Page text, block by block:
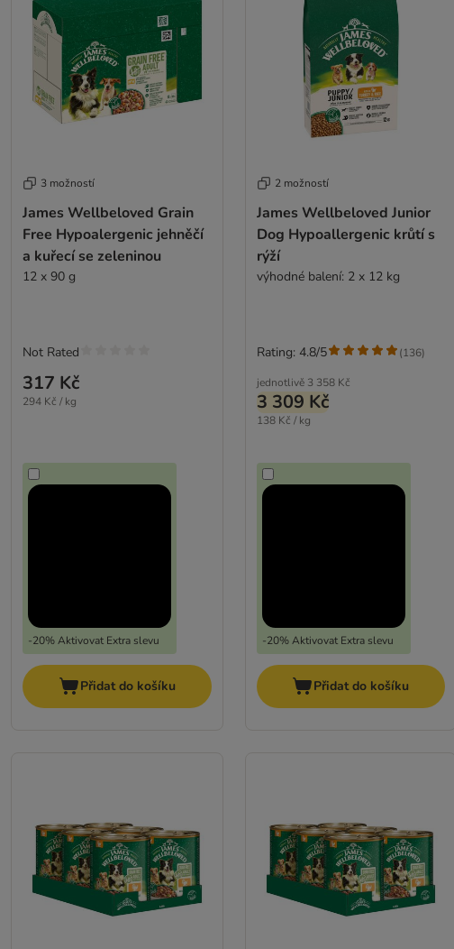
3 možností
James Wellbeloved Grain
Free Hypoalergenic jehněčí
a kuřecí se zeleninou
12 x 90 g
317 Kč
294 Kč / kg
-20% Aktivovat Extra slevu
Not Rated
Přidat do košíku
2 možností
James Wellbeloved Junior
Dog Hypoallergenic krůtí s
rýží
výhodné balení: 2 x 12 kg
jednotlivě 3 358 Kč
3 309 Kč
138 Kč / kg
-20% Aktivovat Extra slevu
Rating: 4.8/5 (136)
Přidat do košíku